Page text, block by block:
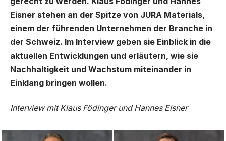
Eisner stehen an der Spitze von JURA Materials,
einem der führenden Unternehmen der Branche in
der Schweiz. Im Interview geben sie Einblick in die
aktuellen Entwicklungen und erläutern, wie sie
Nachhaltigkeit und Wachstum miteinander in
Einklang bringen wollen.
Interview mit Klaus Födinger und Hannes Eisner